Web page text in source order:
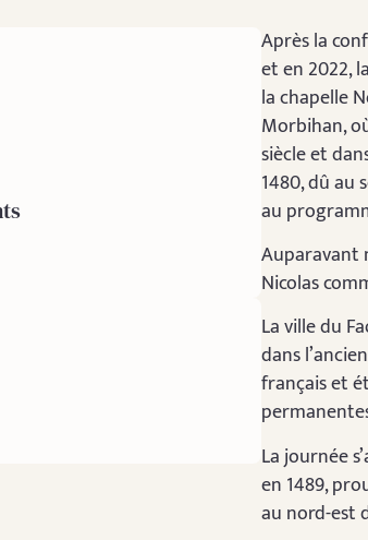
Après la
et en 2022,
la chapelle
Morbihan,
siècle et
1480, dû au
au
Auparavant
Nicolas
La ville du
dans
français et
La journée
en 1489,
au nord-est